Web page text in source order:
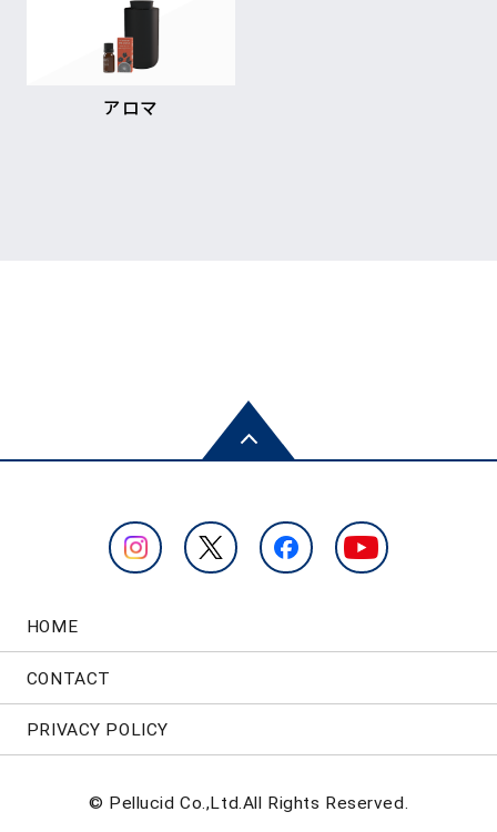
アロマ
HOME
CONTACT
PRIVACY POLICY
© Pellucid Co.,Ltd.All Rights Reserved.